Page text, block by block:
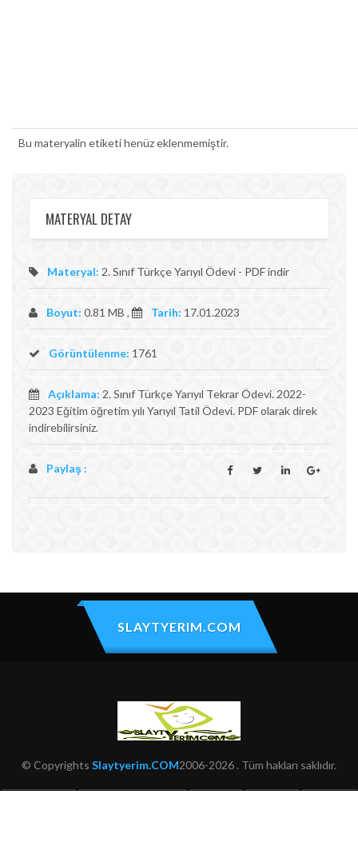
Bu materyalin etiketi henüz eklenmemiştir.
MATERYAL DETAY
Materyal: 2. Sınıf Türkçe Yarıyıl Ödevi - PDF indir
Boyut: 0.81 MB , Tarih: 17.01.2023
Görüntülenme: 1761
Açıklama: 2. Sınıf Türkçe Yarıyıl Tekrar Ödevi. 2022-
2023 Eğitim öğretim yılı Yarıyıl Tatil Ödevi. PDF olarak direk
indirebilirsiniz.
Paylaş :
SLAYTYERIM.COM
© Copyrights Slaytyerim.COM2006-2026 . Tüm hakları saklıdır.